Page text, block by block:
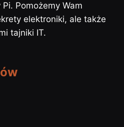
Pomożemy Wam
elektroniki, ale także
tajniki IT.